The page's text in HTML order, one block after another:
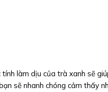
làm dịu của trà xanh sẽ
sẽ nhanh chóng cảm thấy